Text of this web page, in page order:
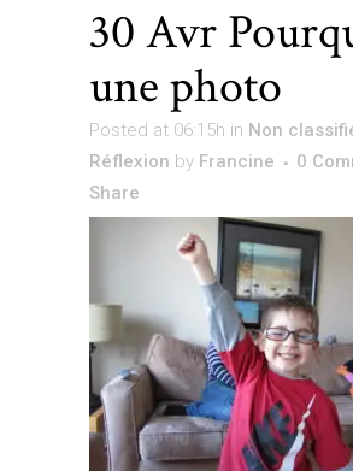
30 Avr
une photo
Posted at 06:15h in Non
Réflexion by Francine
0
Share